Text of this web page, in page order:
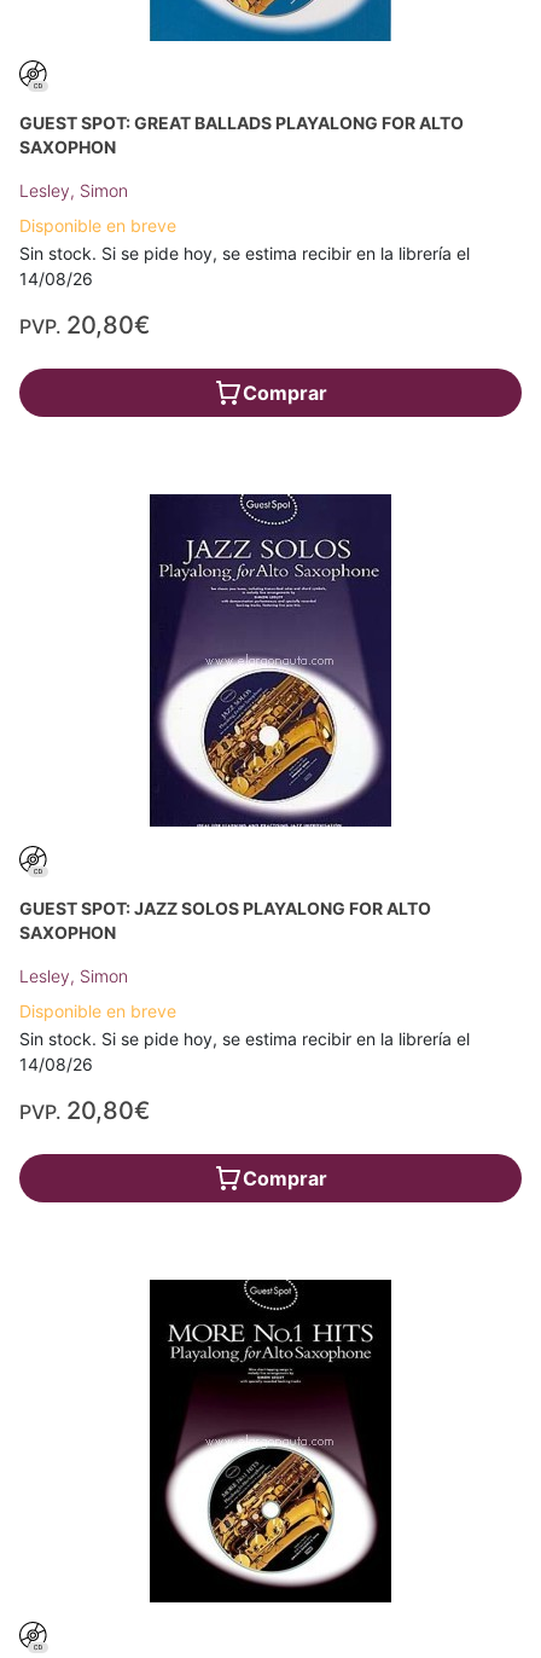
GUEST SPOT: GREAT BALLADS PLAYALONG FOR ALTO
SAXOPHON
Lesley, Simon
Disponible en breve
Sin stock. Si se pide hoy, se estima recibir en la librería el
14/08/26
PVP. 20,80€
Comprar
GUEST SPOT: JAZZ SOLOS PLAYALONG FOR ALTO
SAXOPHON
Lesley, Simon
Disponible en breve
Sin stock. Si se pide hoy, se estima recibir en la librería el
14/08/26
PVP. 20,80€
Comprar